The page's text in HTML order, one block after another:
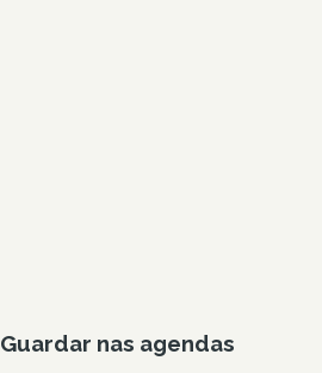
Guardar nas agendas